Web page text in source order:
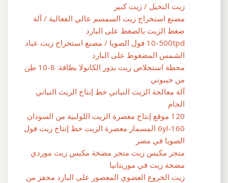
زيت النخيل / زيت كبير
مصنع استخراج زيت السمسم عالي الفعالية / آلة
ضغط الزيت بالضغط على البارد
10-500tpd فول الصويا / مصنع استخراج زيت عباد
الشمس المضغوط على البارد
محطة استخلاص زيت بذور الكانولا بطاقة: 8-10 طن
من جيبوتي
آلة معالجة الزيت النباتي خط إنتاج الزيت النباتي
الخام
120 موقع إنتاج معصرة الزيت اللولبية من السودان
6yl-160 المسمار معصرة الزيت خط إنتاج زيت فول
الصويا في مصر
متجر مكبس زيت متجر مضخة مكبس زيت موردي
مضخة زيت في موريتانيا
زيت الخروع العضوي المعصور على البارد محفز من